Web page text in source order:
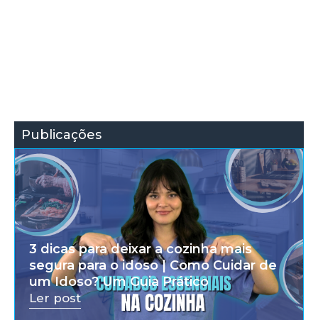
Publicações
3 dicas para deixar a cozinha mais
segura para o idoso | Como Cuidar de
um Idoso? Um Guia Prático
Ler post